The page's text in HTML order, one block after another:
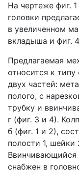
На чертеже фиг.
головки
в увеличенном
вкладыша и фиг.
Предлагаемая
относится к
двух частей:
полого, с
трубку и
г (фиг. 3 и 4).
б (фиг. 1 и 2),
полости 1,
Ввинчивающийся
снабжен в